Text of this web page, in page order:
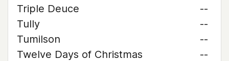
Triple Deuce
--
Tully
--
Tumilson
--
Twelve Days of Christmas
--